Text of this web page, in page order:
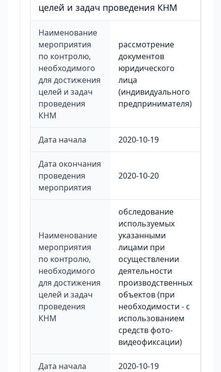
целей и задач проведения КНМ
Наименование
мероприятия
по контролю,
необходимого
для достижения
целей и задач
проведения
КНМ
рассмотрение
документов
юридического
лица
(индивидуального
предпринимателя)
Дата начала 2020-10-19
Дата окончания
проведения
мероприятия
2020-10-20
Наименование
мероприятия
по контролю,
необходимого
для достижения
целей и задач
проведения
КНМ
обследование
используемых
указанными
лицами при
осуществлении
деятельности
производственных
объектов (при
необходимости - с
использованием
средств фото-
видеофиксации)
Дата начала 2020-10-19